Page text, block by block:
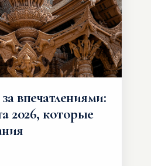
впечатлениями:
2026, которые